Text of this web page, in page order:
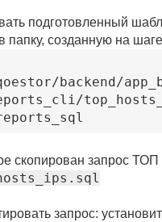
подготовленный
папку, созданную на
/backend /
/
скопирован запрос ТОП
запрос: